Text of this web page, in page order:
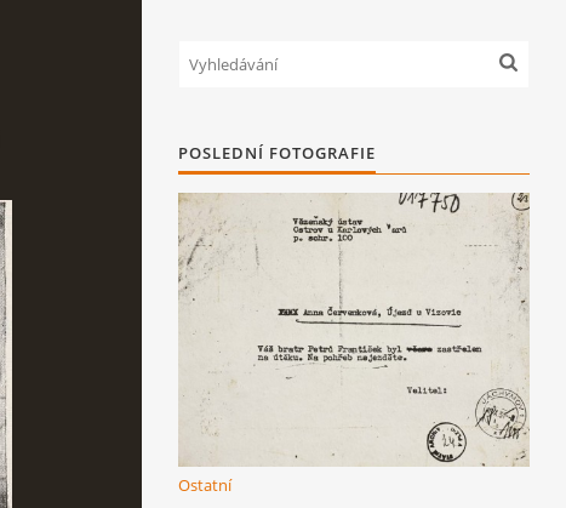
POSLEDNÍ FOTOGRAFIE
Ostatní